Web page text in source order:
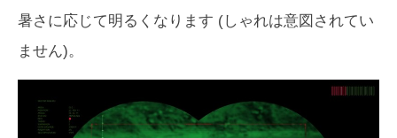
暑さに応じて明るくなります (しゃれは意図されてい
ません)。